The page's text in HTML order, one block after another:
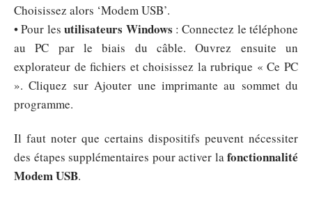
Choisissez alors ‘Modem USB’.
• Pour lesutilisateurs Windows : Connectez le téléphone
au PC par le biais du câble. Ouvrez ensuite un
explorateur de fichiers et choisissez la rubrique « Ce PC
». Cliquez sur Ajouter une imprimante au sommet du
programme.
Il faut noter que certains dispositifs peuvent nécessiter
des étapes supplémentaires pour activer lafonctionnalité
Modem USB.